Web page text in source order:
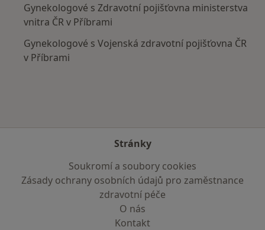
Gynekologové s Zdravotní pojišťovna ministerstva
vnitra ČR v Příbrami
Gynekologové s Vojenská zdravotní pojišťovna ČR
v Příbrami
Stránky
Soukromí a soubory cookies
Zásady ochrany osobních údajů pro zaměstnance
zdravotní péče
O nás
Kontakt